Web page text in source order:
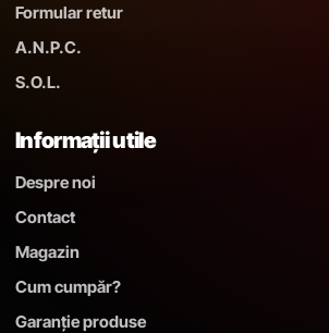
Formular retur
A.N.P.C.
S.O.L.
Informații utile
Despre noi
Contact
Magazin
Cum cumpăr?
Garanție produse